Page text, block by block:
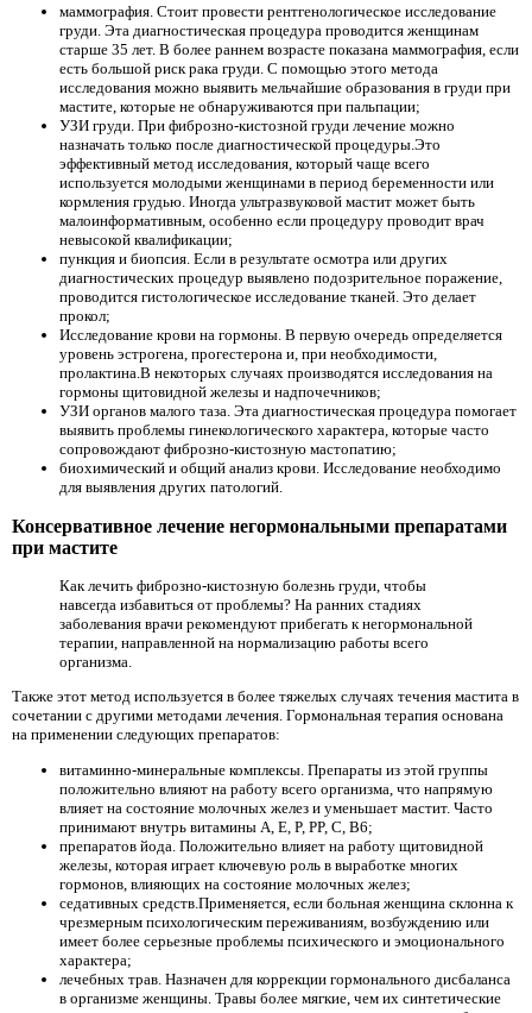
маммография. Стоит провести рентгенологическое исследование
груди. Эта диагностическая процедура проводится женщинам
старше 35 лет. В более раннем возрасте показана маммография, если
есть большой риск рака груди. С помощью этого метода
исследования можно выявить мельчайшие образования в груди при
мастите, которые не обнаруживаются при пальпации;
УЗИ груди. При фиброзно-кистозной груди лечение можно
назначать только после диагностической процедуры.Это
эффективный метод исследования, который чаще всего
используется молодыми женщинами в период беременности или
кормления грудью. Иногда ультразвуковой мастит может быть
малоинформативным, особенно если процедуру проводит врач
невысокой квалификации;
пункция и биопсия. Если в результате осмотра или других
диагностических процедур выявлено подозрительное поражение,
проводится гистологическое исследование тканей. Это делает
прокол;
Исследование крови на гормоны. В первую очередь определяется
уровень эстрогена, прогестерона и, при необходимости,
пролактина.В некоторых случаях производятся исследования на
гормоны щитовидной железы и надпочечников;
УЗИ органов малого таза. Эта диагностическая процедура помогает
выявить проблемы гинекологического характера, которые часто
сопровождают фиброзно-кистозную мастопатию;
биохимический и общий анализ крови. Исследование необходимо
для выявления других патологий.
Консервативное лечение негормональными препаратами
при мастите
Как лечить фиброзно-кистозную болезнь груди, чтобы
навсегда избавиться от проблемы? На ранних стадиях
заболевания врачи рекомендуют прибегать к негормональной
терапии, направленной на нормализацию работы всего
организма.
Также этот метод используется в более тяжелых случаях течения мастита в
сочетании с другими методами лечения. Гормональная терапия основана
на применении следующих препаратов:
витаминно-минеральные комплексы. Препараты из этой группы
положительно влияют на работу всего организма, что напрямую
влияет на состояние молочных желез и уменьшает мастит. Часто
принимают внутрь витамины A, E, P, PP, C, B6;
препаратов йода. Положительно влияет на работу щитовидной
железы, которая играет ключевую роль в выработке многих
гормонов, влияющих на состояние молочных желез;
седативных средств.Применяется, если больная женщина склонна к
чрезмерным психологическим переживаниям, возбуждению или
имеет более серьезные проблемы психического и эмоционального
характера;
лечебных трав. Назначен для коррекции гормонального дисбаланса
в организме женщины. Травы более мягкие, чем их синтетические